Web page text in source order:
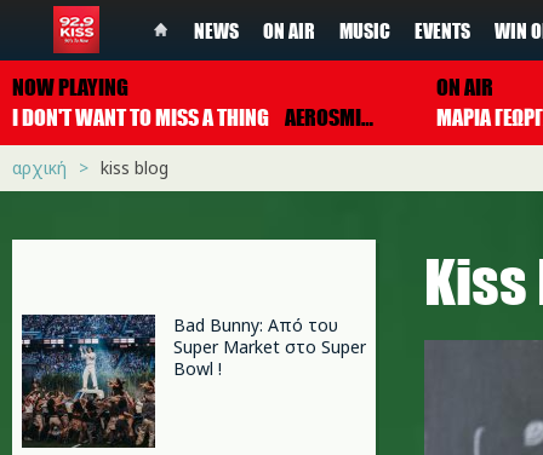
NEWS ON AIR MUSIC EVENTS WIN
NOW PLAYING
I DON'T WANT TO MISS A THING AEROSMITH
ON AIR
ΜΑΡΙΑ
αρχική kiss blog
Bad Bunny: Από του
Super Market στο Super
Bowl !
Kiss